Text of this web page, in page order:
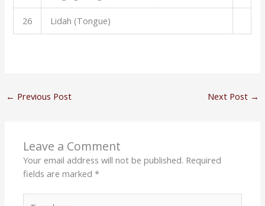
26 Lidah (Tongue)
← Previous Post Next Post →
Leave a Comment
Your email address will not be published. Required
fields are marked*